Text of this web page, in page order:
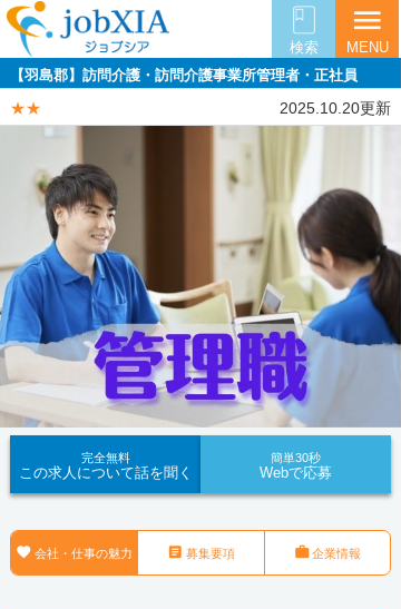
検索
menu
MENU
【羽島郡】訪問介護・訪問介護事業所管理者・正社員
★★ 2025.10.20更新
完全無料
この求人について話を聞く
簡単30秒
Webで応募
 会社・仕事の魅力  募集要項 企業情報